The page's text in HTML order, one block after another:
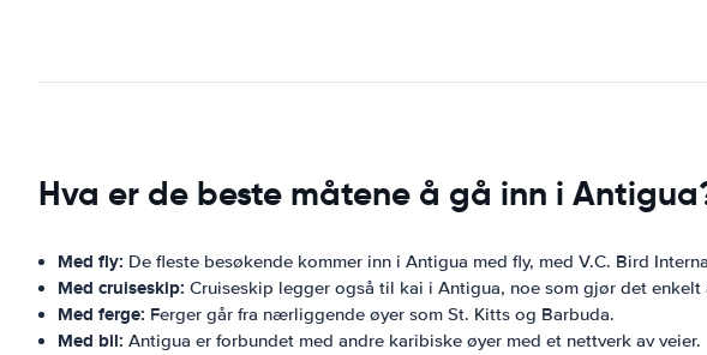
Hva er de beste måtene å gå inn i
Med fly: De fleste besøkende kommer inn i Antigua med fly, med V.C. Bird
Med cruiseskip: Cruiseskip legger også til kai i Antigua, noe som gjør det enkelt
Med ferge: Ferger går fra nærliggende øyer som St. Kitts og Barbuda.
Med bil: Antigua er forbundet med andre karibiske øyer med et nettverk av veier.